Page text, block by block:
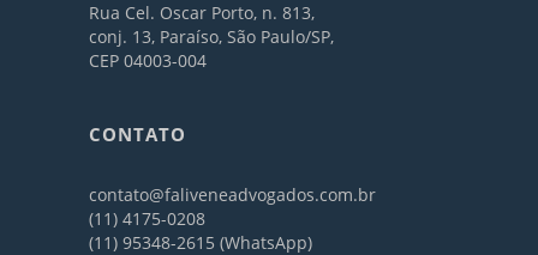
Rua Cel. Oscar Porto, n. 813,
conj. 13, Paraíso, São Paulo/SP,
CEP 04003-004
CONTATO
contato@faliveneadvogados.com.br
(11) 4175-0208
(11) 95348-2615 (WhatsApp)